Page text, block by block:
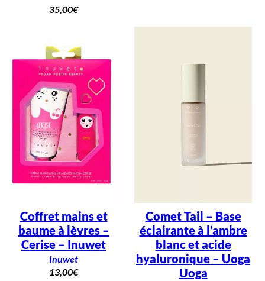
35,00€
Coffret mains et
baume à lèvres –
Cerise – Inuwet
Inuwet
13,00€
Comet Tail – Base
éclairante à l’ambre
blanc et acide
hyaluronique – Uoga
Uoga